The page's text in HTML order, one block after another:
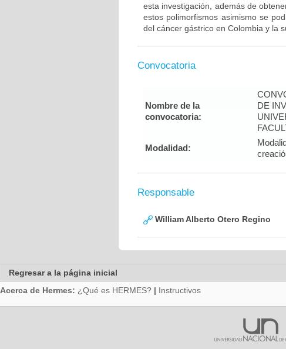
esta investigación, además de
estos polimorfismos asimismo se
del cáncer gástrico en Colombia y la
Convocatoria
Nombre de la
convocatoria:
DE
Modalidad:
Responsable
William Alberto Otero Regino
Regresar a la página inicial
Acerca de Hermes: ¿Qué es HERMES? | Instructivos